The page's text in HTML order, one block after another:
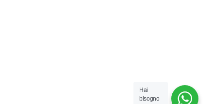
Hai
bisogno